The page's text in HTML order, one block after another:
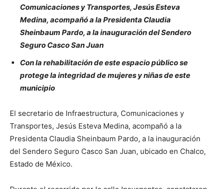
Comunicaciones y Transportes, Jesús Esteva
Medina, acompañó a la Presidenta Claudia
Sheinbaum Pardo, a la inauguración del Sendero
Seguro Casco San Juan
Con la rehabilitación de este espacio público se
protege la integridad de mujeres y niñas de este
municipio
El secretario de Infraestructura, Comunicaciones y
Transportes, Jesús Esteva Medina, acompañó a la
Presidenta Claudia Sheinbaum Pardo, a la inauguración
del Sendero Seguro Casco San Juan, ubicado en Chalco,
Estado de México.